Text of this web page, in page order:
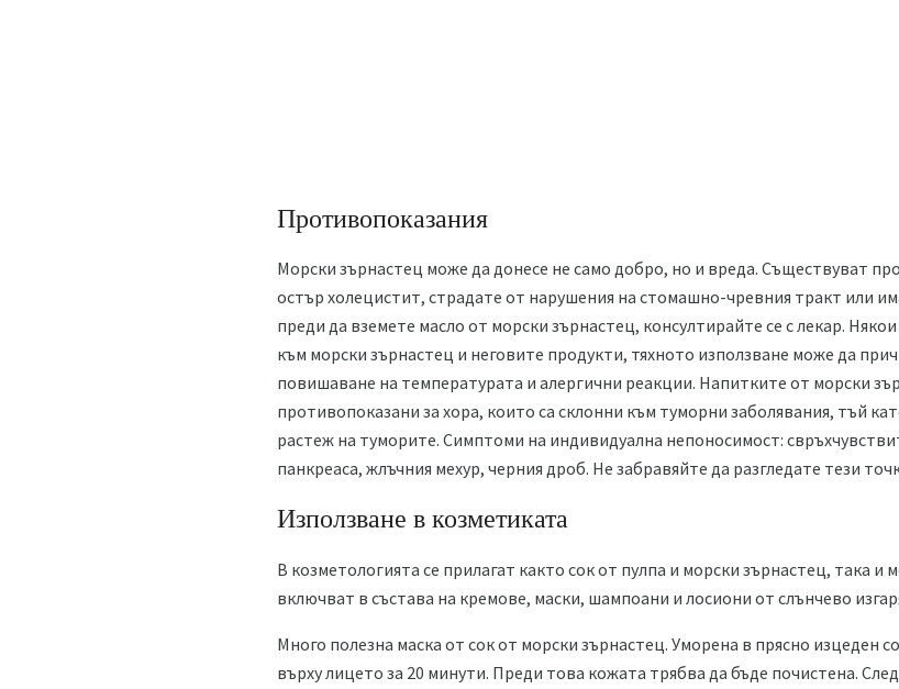
Противопоказания
Морски зърнастец може да донесе не само добро, но и вреда. Съществуват
остър холецистит, страдате от нарушения на стомашно-чревния тракт или
преди да вземете масло от морски зърнастец, консултирайте се с лекар.
към морски зърнастец и неговите продукти, тяхното използване може да
повишаване на температурата и алергични реакции. Напитките от морски
противопоказани за хора, които са склонни към туморни заболявания, тъй
растеж на туморите. Симптоми на индивидуална непоносимост:
панкреаса, жлъчния мехур, черния дроб. Не забравяйте да разгледате тези
Използване в козметиката
В козметологията се прилагат както сок от пулпа и морски зърнастец, така и
включват в състава на кремове, маски, шампоани и лосиони от слънчево
Много полезна маска от сок от морски зърнастец. Уморена в прясно изцеден
върху лицето за 20 минути. Преди това кожата трябва да бъде почистена.